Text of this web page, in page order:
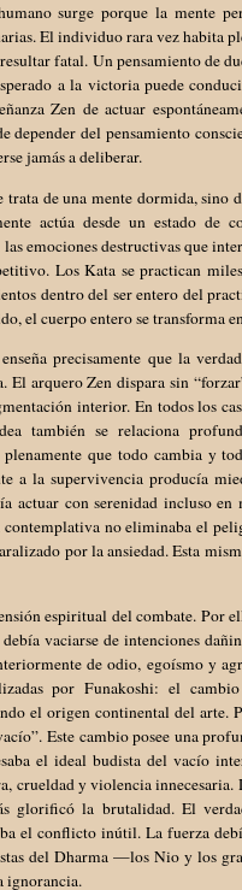
surge porque la mente
El individuo rara vez habita
fatal. Un pensamiento de
a la victoria puede
Zen de actuar
depender del pensamiento
jamás a deliberar.
de una mente dormida, sino
actúa desde un estado de
las emociones destructivas que
Los Kata se practican
dentro del ser entero del
el cuerpo entero se transforma
precisamente que la
El arquero Zen dispara sin
interior. En todos los
también se relaciona
que todo cambia y
a la supervivencia producía
actuar con serenidad incluso
contemplativa no eliminaba el
por la ansiedad. Esta
espiritual del combate. Por
vaciarse de intenciones
de odio, egoísmo y
por Funakoshi: el
el origen continental del arte.
Este cambio posee una
el ideal budista del vacío
crueldad y violencia
glorificó la brutalidad. El
el conflicto inútil. La fuerza
del Dharma —los Nio y los
ignorancia.